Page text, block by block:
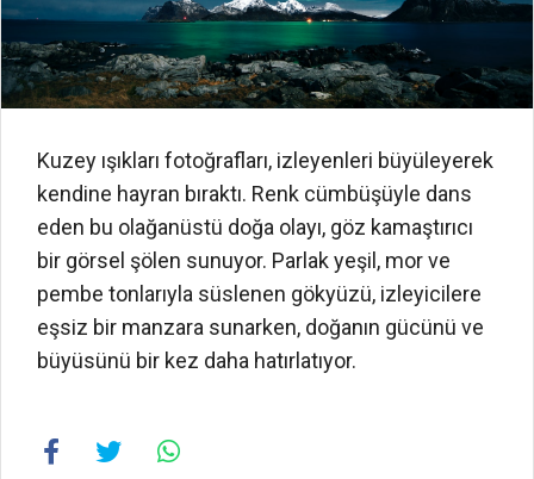
Kuzey ışıkları fotoğrafları, izleyenleri büyüleyerek
kendine hayran bıraktı. Renk cümbüşüyle dans
eden bu olağanüstü doğa olayı, göz kamaştırıcı
bir görsel şölen sunuyor. Parlak yeşil, mor ve
pembe tonlarıyla süslenen gökyüzü, izleyicilere
eşsiz bir manzara sunarken, doğanın gücünü ve
büyüsünü bir kez daha hatırlatıyor.